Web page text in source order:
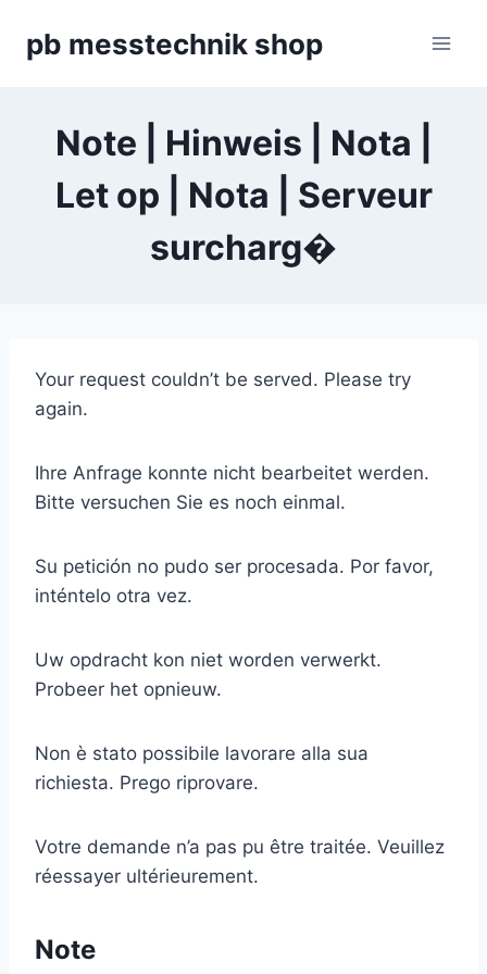
Inhaltpb messtechnik shop
Note | Hinweis | Nota |
Let op | Nota | Serveur
surcharg�
Your request couldn’t be served. Please try
again.
Ihre Anfrage konnte nicht bearbeitet werden.
Bitte versuchen Sie es noch einmal.
Su petición no pudo ser procesada. Por favor,
inténtelo otra vez.
Uw opdracht kon niet worden verwerkt.
Probeer het opnieuw.
Non è stato possibile lavorare alla sua
richiesta. Prego riprovare.
Votre demande n’a pas pu être traitée. Veuillez
réessayer ultérieurement.
Note